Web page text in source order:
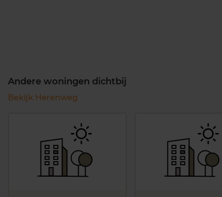
Andere woningen dichtbij
Bekijk Herenweg